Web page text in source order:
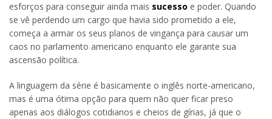
esforços para conseguir ainda mais sucesso e poder. Quando
se vê perdendo um cargo que havia sido prometido a ele,
começa a armar os seus planos de vingança para causar um
caos no parlamento americano enquanto ele garante sua
ascensão política.
A linguagem da série é basicamente o inglês norte-americano,
mas é uma ótima opção para quem não quer ficar preso
apenas aos diálogos cotidianos e cheios de gírias, já que o